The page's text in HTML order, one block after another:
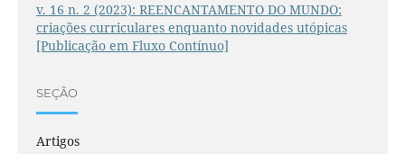
v. 16 n. 2 (2023): REENCANTAMENTO DO MUNDO:
criações curriculares enquanto novidades utópicas
[Publicação em Fluxo Contínuo]
SEÇÃO
Artigos